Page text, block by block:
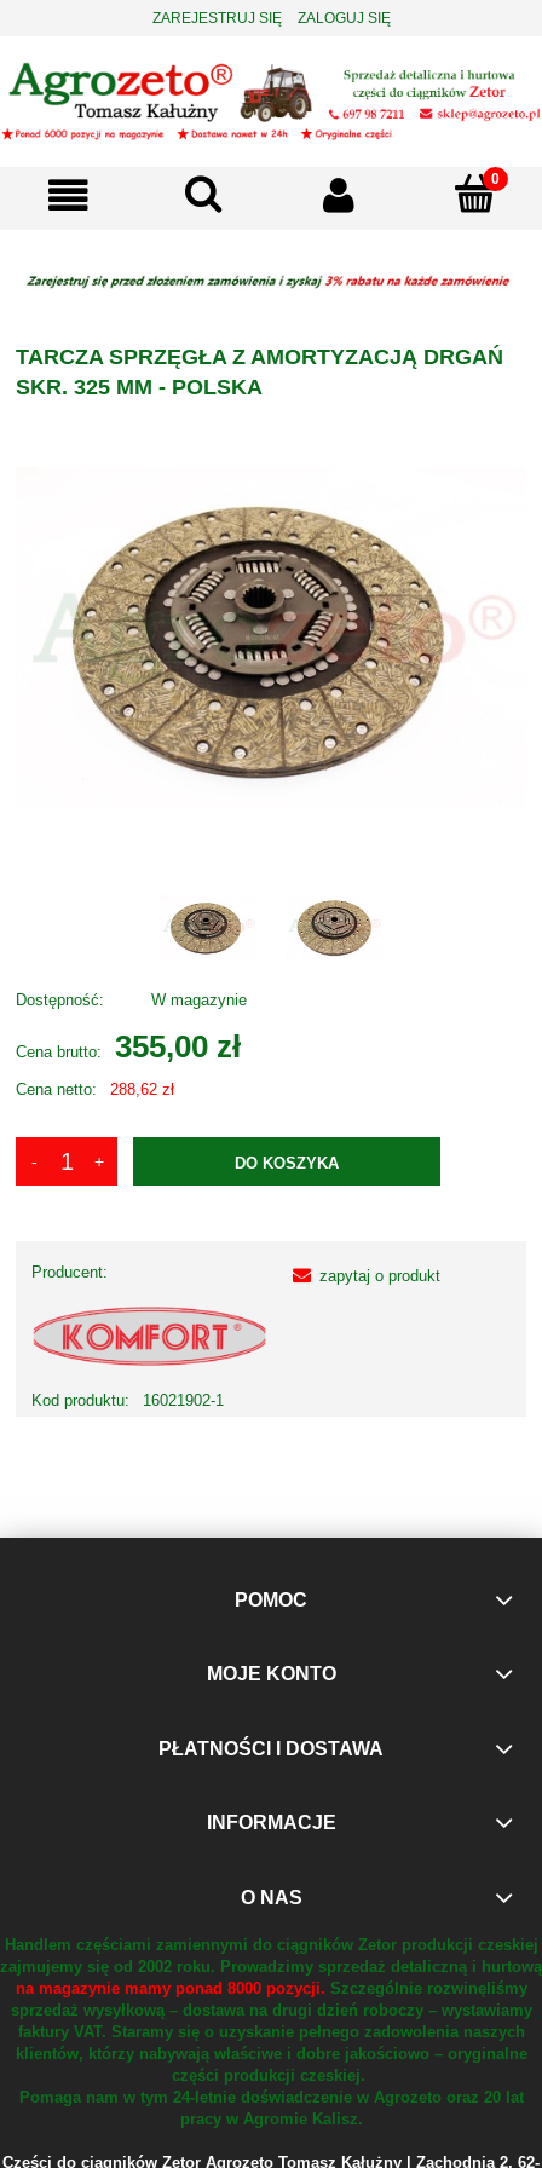
ZAREJESTRUJ SIĘ ZALOGUJ SIĘ
TARCZA SPRZĘGŁA Z AMORTYZACJĄ DRGAŃ
SKR. 325 MM - POLSKA
Dostępność: W magazynie
Cena brutto: 355,00 zł
Cena netto: 288,62 zł
DO KOSZYKA
Producent:
Kod produktu: 16021902-1
zapytaj o produkt
POMOC
MOJE KONTO
PŁATNOŚCI I DOSTAWA
INFORMACJE
O NAS
Handlem częściami zamiennymi do ciągników Zetor produkcji czeskiej
zajmujemy się od 2002 roku. Prowadzimy sprzedaż detaliczną i hurtową
na magazynie mamy ponad 8000 pozycji. Szczególnie rozwinęliśmy
sprzedaż wysyłkową – dostawa na drugi dzień roboczy – wystawiamy
faktury VAT. Staramy się o uzyskanie pełnego zadowolenia naszych
klientów, którzy nabywają właściwe i dobre jakościowo – oryginalne
części produkcji czeskiej.
Pomaga nam w tym 24-letnie doświadczenie w Agrozeto oraz 20 lat
pracy w Agromie Kalisz.
Części do ciągników Zetor Agrozeto Tomasz Kałużny | Zachodnia 2, 62-